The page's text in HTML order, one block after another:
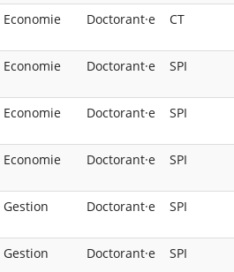
Economie Doctorant·e CT
Economie Doctorant·e SPI
Economie Doctorant·e SPI
Economie Doctorant·e SPI
Gestion Doctorant·e SPI
Gestion Doctorant·e SPI